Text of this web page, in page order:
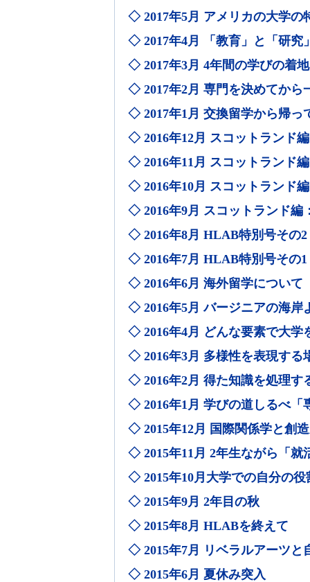
◇ 2017年5月 アメリカの大学の
◇ 2017年4月 「教育」と「研究
◇ 2017年3月 4年間の学びの着
◇ 2017年2月 専門を決めてか
◇ 2017年1月 交換留学から帰っ
◇ 2016年12月 スコットランド
◇ 2016年11月 スコットランド
◇ 2016年10月 スコットランド
◇ 2016年9月 スコットランド編
◇ 2016年8月 HLAB特別号その2
◇ 2016年7月 HLAB特別号その1
◇ 2016年6月 海外留学について
◇ 2016年5月 バージニアの海岸
◇ 2016年4月 どんな要素で大学
◇ 2016年3月 多様性を表現する
◇ 2016年2月 得た知識を処理す
◇ 2016年1月 学びの道しるべ「
◇ 2015年12月 国際関係学と創
◇ 2015年11月 2年生ながら「就
◇ 2015年10月大学での自分の役
◇ 2015年9月 2年目の秋
◇ 2015年8月 HLABを終えて
◇ 2015年7月 リベラルアーツと
◇ 2015年6月 夏休み突入